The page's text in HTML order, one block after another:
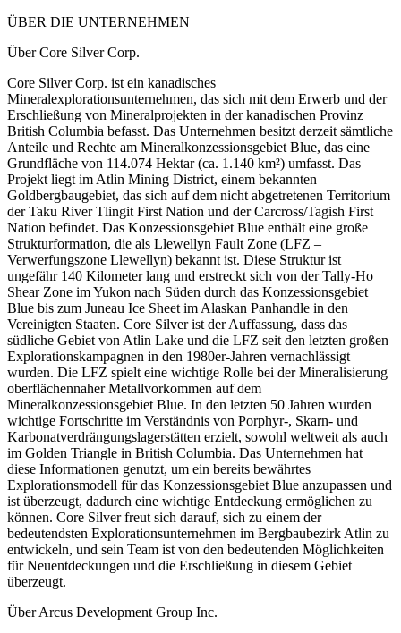
ÜBER DIE UNTERNEHMEN
Über Core Silver Corp.
Core Silver Corp. ist ein kanadisches
Mineralexplorationsunternehmen, das sich mit dem Erwerb und der
Erschließung von Mineralprojekten in der kanadischen Provinz
British Columbia befasst. Das Unternehmen besitzt derzeit sämtliche
Anteile und Rechte am Mineralkonzessionsgebiet Blue, das eine
Grundfläche von 114.074 Hektar (ca. 1.140 km²) umfasst. Das
Projekt liegt im Atlin Mining District, einem bekannten
Goldbergbaugebiet, das sich auf dem nicht abgetretenen Territorium
der Taku River Tlingit First Nation und der Carcross/Tagish First
Nation befindet. Das Konzessionsgebiet Blue enthält eine große
Strukturformation, die als Llewellyn Fault Zone (LFZ –
Verwerfungszone Llewellyn) bekannt ist. Diese Struktur ist
ungefähr 140 Kilometer lang und erstreckt sich von der Tally-Ho
Shear Zone im Yukon nach Süden durch das Konzessionsgebiet
Blue bis zum Juneau Ice Sheet im Alaskan Panhandle in den
Vereinigten Staaten. Core Silver ist der Auffassung, dass das
südliche Gebiet von Atlin Lake und die LFZ seit den letzten großen
Explorationskampagnen in den 1980er-Jahren vernachlässigt
wurden. Die LFZ spielt eine wichtige Rolle bei der Mineralisierung
oberflächennaher Metallvorkommen auf dem
Mineralkonzessionsgebiet Blue. In den letzten 50 Jahren wurden
wichtige Fortschritte im Verständnis von Porphyr-, Skarn- und
Karbonatverdrängungslagerstätten erzielt, sowohl weltweit als auch
im Golden Triangle in British Columbia. Das Unternehmen hat
diese Informationen genutzt, um ein bereits bewährtes
Explorationsmodell für das Konzessionsgebiet Blue anzupassen und
ist überzeugt, dadurch eine wichtige Entdeckung ermöglichen zu
können. Core Silver freut sich darauf, sich zu einem der
bedeutendsten Explorationsunternehmen im Bergbaubezirk Atlin zu
entwickeln, und sein Team ist von den bedeutenden Möglichkeiten
für Neuentdeckungen und die Erschließung in diesem Gebiet
überzeugt.
Über Arcus Development Group Inc.